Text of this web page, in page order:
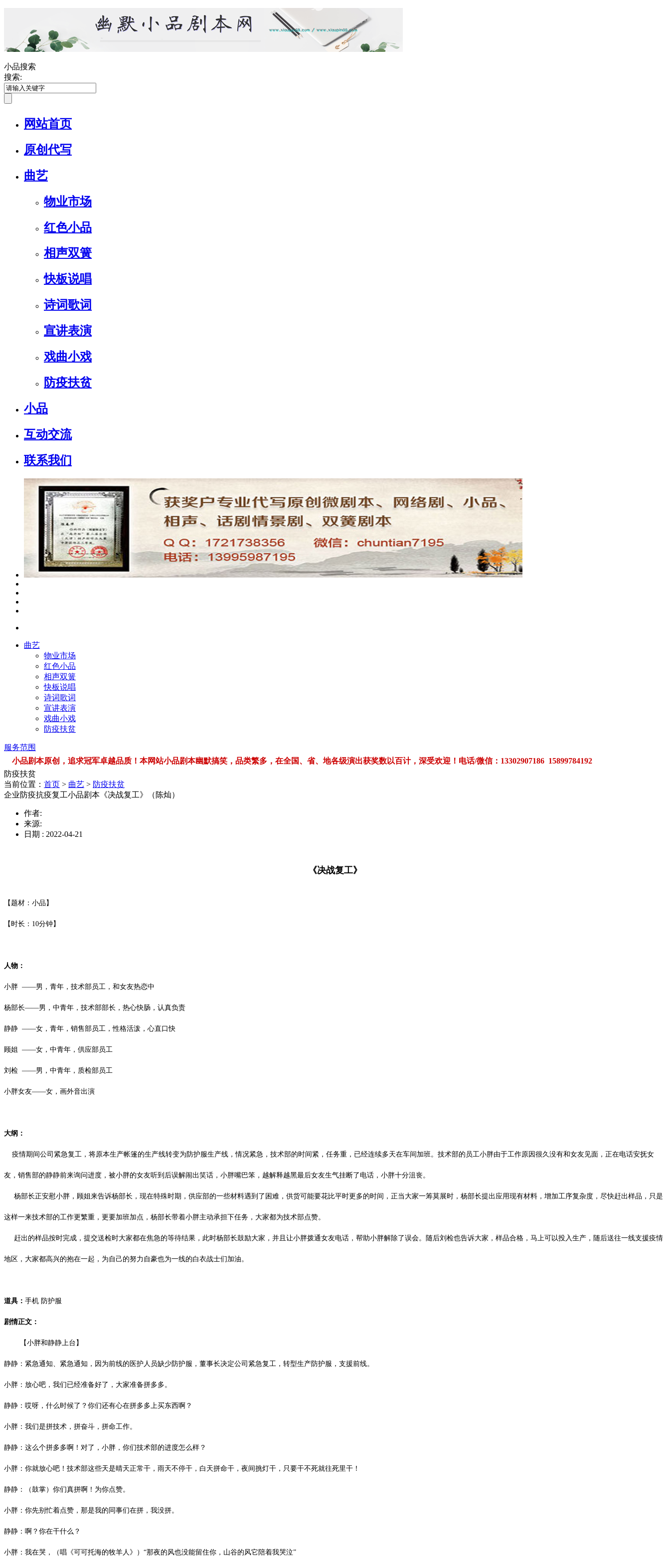
小品搜索
搜索:
网站首页
原创代写
曲艺
物业市场
红色小品
相声双簧
快板说唱
诗词歌词
宣讲表演
戏曲小戏
防疫扶贫
小品
互动交流
联系我们
曲艺
物业市场
红色小品
相声双簧
快板说唱
诗词歌词
宣讲表演
戏曲小戏
防疫扶贫
服务范围
小品剧本原创，追求冠军卓越品质！本网站小品剧本幽默搞笑，品类繁多，在全国、省、地各级演出获奖数以百计，深受欢迎！电话/微信：13302907186 15899784192
防疫扶贫
当前位置： 首页 > 曲艺 > 防疫扶贫
企业防疫抗疫复工小品剧本《决战复工》（陈灿）
作者:
来源:
日期 : 2022-04-21
《决战复工》
【题材：小品】
【时长： 10分钟】
人物：
小胖 ——男，青年，技术部员工，和女友热恋中
杨部长——男，中青年，技术部部长，热心快肠，认真负责
静静 ——女，青年，销售部员工，性格活泼，心直口快
顾姐 ——女，中青年，供应部员工
刘检 ——男，中青年，质检部员工
小胖女友——女，画外音出演
大纲：
疫情期间公司紧急复工，将原本生产帐篷的生产线转变为防护服生产线，情况紧急，技术部的时间紧，任务重，已经连续多天在车间加班。技术部的员工小胖由于工作原因很久没有和女友见面，正在电话安抚女
友，销售部的静静前来询问进度，被小胖的女友听到后误解闹出笑话，小胖嘴巴笨，越解释越黑最后女友生气挂断了电话，小胖十分沮丧。
杨部长正安慰小胖，顾姐来告诉杨部长，现在特殊时期，供应部的一些材料遇到了困难，供货可能要花比平时更多的时间，正当大家一筹莫展时，杨部长提出应用现有材料，增加工序复杂度，尽快赶出样品，只是
这样一来技术部的工作更繁重，更要加班加点，杨部长带着小胖主动承担下任务，大家都为技术部点赞。
赶出的样品按时完成，提交送检时大家都在焦急的等待结果，此时杨部长鼓励大家，并且让小胖拨通女友电话，帮助小胖解除了误会。随后刘检也告诉大家，样品合格，马上可以投入生产，随后送往一线支援疫情
地区，大家都高兴的抱在一起，为自己的努力自豪也为一线的白衣战士们加油。
道具： 手机 防护服
剧情正文：
【小胖和静静上台】
静静：紧急通知、紧急通知，因为前线的医护人员缺少防护服，董事长决定公司紧急复工，转型生产防护服，支援前线。
小胖：放心吧，我们已经准备好了，大家准备拼多多。
静静：哎呀，什么时候了？你们还有心在拼多多上买东西啊？
小胖：我们是拼技术，拼奋斗，拼命工作。
静静：这么个拼多多啊！对了，小胖，你们技术部的进度怎么样？
小胖：你就放心吧！技术部这些天是晴天正常干，雨天不停干，白天拼命干，夜间挑灯干，只要干不死就往死里干！
静静：（鼓掌）你们真拼啊！为你点赞。
小胖：你先别忙着点赞，那是我的同事们在拼，我没拼。
静静：啊？你在干什么？
小胖：我在哭，（唱《可可托海的牧羊人》） “那夜的风也没能留住你，山谷的风它陪着我哭泣”